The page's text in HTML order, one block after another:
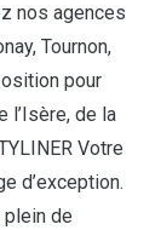
nos agences
Tournon,
pour
l’Isère, de la
Votre
d’exception.
plein de